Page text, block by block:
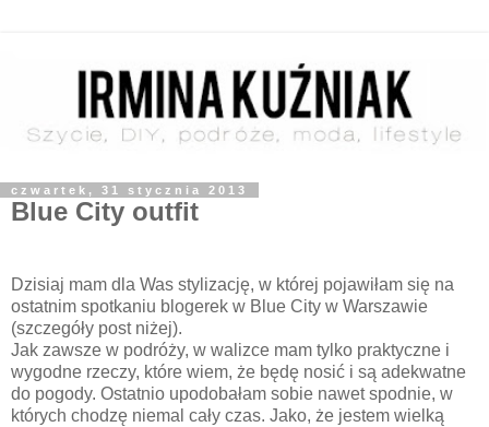
czwartek, 31 stycznia 2013
Blue City outfit
Dzisiaj mam dla Was stylizację, w której pojawiłam się na
ostatnim spotkaniu blogerek w Blue City w Warszawie
(szczegóły post niżej).
Jak zawsze w podróży, w walizce mam tylko praktyczne i
wygodne rzeczy, które wiem, że będę nosić i są adekwatne
do pogody. Ostatnio upodobałam sobie nawet spodnie, w
których chodzę niemal cały czas. Jako, że jestem wielką